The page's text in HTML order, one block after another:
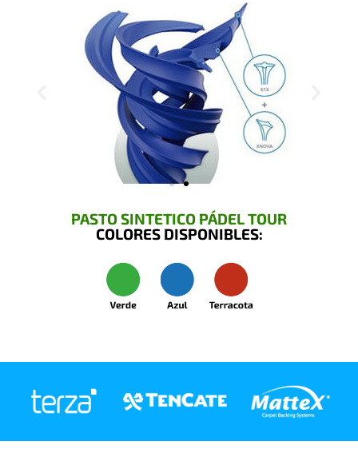
PASTO SINTETICO PÁDEL TOUR
COLORES DISPONIBLES: